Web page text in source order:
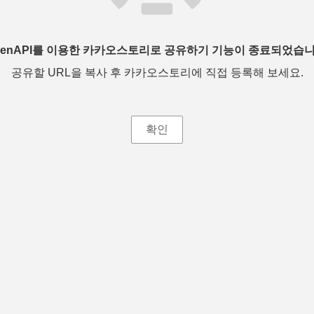
를 이용한 카카오스토리로 공유하기 기능이 종료되었습
공유할 URL을 복사 후 카카오스토리에 직접 등록해 보세요.
확인